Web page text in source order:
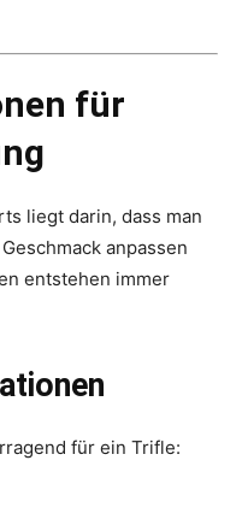
für
liegt darin, dass man
anpassen
entstehen immer
für ein Trifle: